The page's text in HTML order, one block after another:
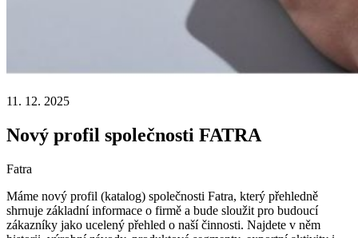
11. 12. 2025
Nový profil společnosti FATRA
Fatra
Máme nový profil (katalog) společnosti Fatra, který přehledně
shrnuje základní informace o firmě a bude sloužit pro budoucí
zákazníky jako ucelený přehled o naší činnosti. Najdete v něm